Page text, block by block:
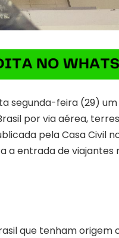
segunda-feira (29) um
por via aérea,
pela Casa Civil
a entrada de viajantes
que tenham origem